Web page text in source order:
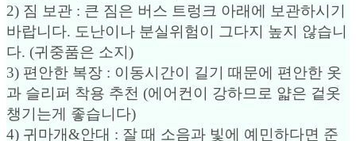
2) 짐 보관 : 큰 짐은 버스 트렁크 아래에 보관하시기
바랍니다. 도난이나 분실위험이 그다지 높지 않습니
다. (귀중품은 소지)
3) 편안한 복장 : 이동시간이 길기 때문에 편안한 옷
과 슬리퍼 착용 추천 (에어컨이 강하므로 얇은 겉옷
챙기는게 좋습니다)
4) 귀마개&안대 : 잘 때 소음과 빛에 예민하다면 준